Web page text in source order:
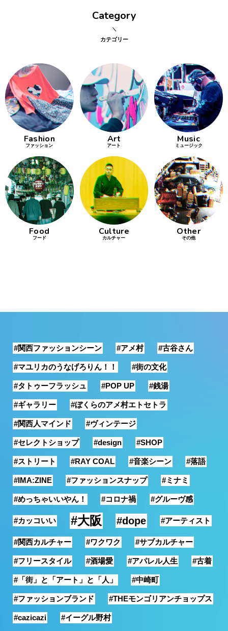
阪
の文
化
とは応援
立ったら
行動
するよう
ザインを
バファ
ズのキ
ャップ
銭湯
Category
カテゴリー
Fashion
ファッション
Art
アート
Music
ミュージック
Food
フード
Culture
カルチャー
Other
その他
#関西ファッションシーン #アメ村 #古谷さん
#マユリカのうなげろりん！！ #街の文化
#タトゥーフラッシュ #POP UP #銭湯
#ギャラリー #ぼくらのアメ村エトセトラ
#関西人マインド #ヴィンテージ
#セレクトショップ #design #SHOP
#ストリート #RAY COAL #音楽シーン #落語
#IMA:ZINE #ファッションスナップ #ミナミ
#めっちゃいいやん！ #コロナ禍 #グルーヴ感
#カッコいい #大阪 #dope #アーティスト
#関西カルチャー #ワクワク #サブカルチャー
#フリースタイル #酒場愛 #アパレル人生 #古着
#「街」と「アート」と「人」 #中崎町
#ファッションブランド #THEモンゴリアンチョップス
#cazicazi #イーグル野村